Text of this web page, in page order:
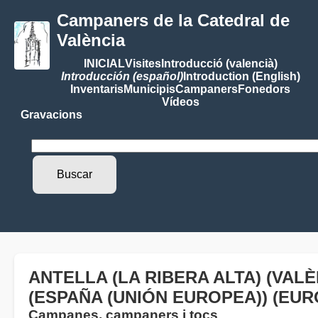
Campaners de la Catedral de
València
INICIALVisitesIntroducció (valencià)
Introducción (español)Introduction (English)
InventarisMunicipisCampanersFonedors
Vídeos
Gravacions
ANTELLA (LA RIBERA ALTA)
(ESPAÑA (UNIÓN EUROPEA))
Campanes, campaners i tocs